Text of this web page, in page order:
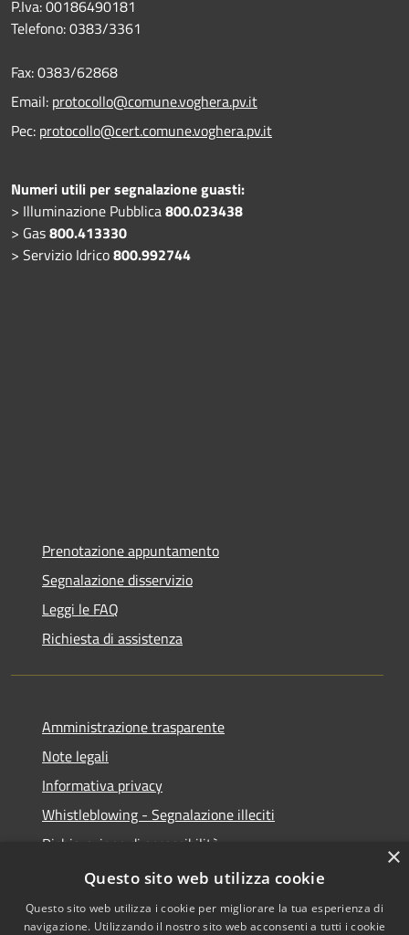
P.Iva: 00186490181
Telefono:0383/3361
Fax:0383/62868
Email: protocollo@comune.voghera.pv.it
Pec: protocollo@cert.comune.voghera.pv.it
Numeri utili per segnalazione guasti:
> Illuminazione Pubblica800.023438
> Gas800.413330
> Servizio Idrico800.992744
Prenotazione appuntamento
Segnalazione disservizio
Leggi le FAQ
Richiesta di assistenza
Amministrazione trasparente
Note legali
Informativa privacy
Whistleblowing - Segnalazione illeciti
Dichiarazione di accessibilità
Obiettivi di acessibilità
×
Questo sito web utilizza cookie
Questo sito web utilizza i cookie per migliorare la tua esperienza di
navigazione. Utilizzando il nostro sito web acconsenti a tutti i cookie